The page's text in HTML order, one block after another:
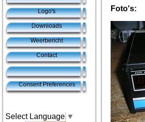
Logo's
Downloads
Weerbericht
Contact
Consent Preferences
Select Language ▼
Foto's: